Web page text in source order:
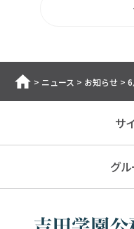
ホーム
> ニュース > お知らせ >
サ
グ